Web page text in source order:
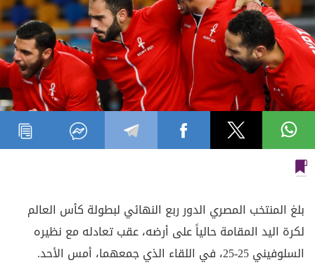
بلغ المنتخب المصري الدور ربع النهائي لبطولة كأس العالم
لكرة اليد المقامة حالياً على أرضه، عقب تعادله مع نظيره
السلوفيني 25-25، في اللقاء الذي جمعهما، أمس الأحد.